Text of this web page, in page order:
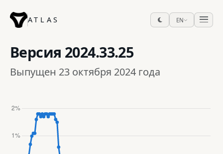
ATLAS EN
Версия 2024.33.25
Выпущен 23 октября 2024 года